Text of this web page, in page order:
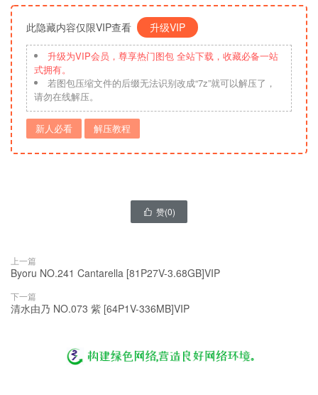
此隐藏内容仅限VIP查看 升级VIP
升级为VIP会员，尊享热门图包 全站下载，收藏必备一站
式拥有。
若图包压缩文件的后缀无法识别改成“7z”就可以解压了，
请勿在线解压。
新人必看 解压教程
 赞(0)
上一篇
Byoru NO.241 Cantarella [81P27V-3.68GB]VIP
下一篇
清水由乃 NO.073 紫 [64P1V-336MB]VIP